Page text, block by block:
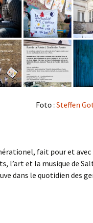
Foto : Steffen
fait pour et avec
l’art et la musique de
dans le quotidien des